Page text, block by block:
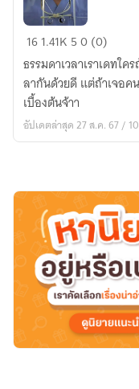
หมอ
รัก
ผมที
#Kookv
161.41K 50 (0)
ธรรมดาเวลาเราเดทใ
ลากันด้วยดี แต่ถ้าเจอค
เบื้องต้นจ้าา
อัปเดตล่าสุด 27 ส.ค. 67 /